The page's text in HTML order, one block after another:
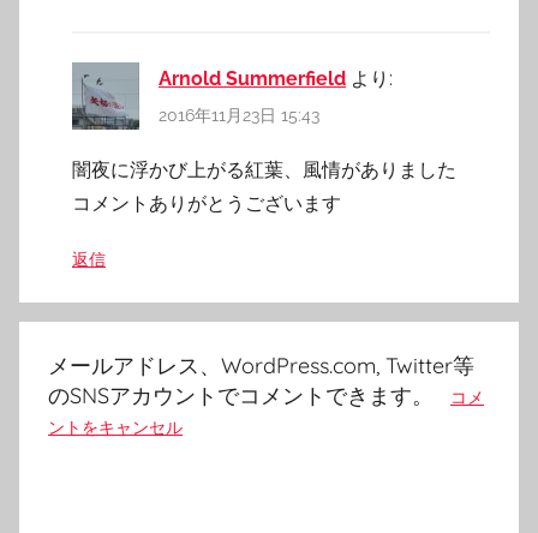
Arnold Summerfield より:
2016年11月23日 15:43
闇夜に浮かび上がる紅葉、風情がありました
コメントありがとうございます
返信
メールアドレス、WordPress.com, Twitter等
のSNSアカウントでコメントできます。
コメ
ントをキャンセル